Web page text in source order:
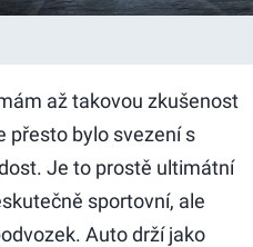
až takovou zkušenost
přesto bylo svezení s
Je to prostě ultimátní
sportovní, ale
Auto drží jako